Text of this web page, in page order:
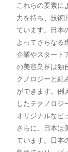
これらの要素に
力を持ち、技術
ています。日本
よってさらなる
企業やスタート
の美容業界は独
クノロジーと組
ができます。例
したテクノロジ
オリジナルなビ
さらに、日本は
ています。日本